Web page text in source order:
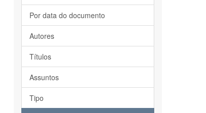
Por data do documento
Autores
Títulos
Assuntos
Tipo